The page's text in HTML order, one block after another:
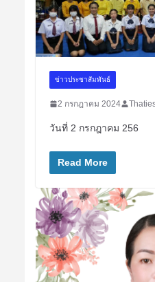
ข่าวประชาสัมพันธ์
2 กรกฎาคม 2024
วันที่ 2 กรกฎาคม 256
Read More